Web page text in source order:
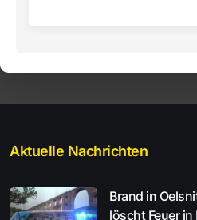
Aktuelle Nachrichten
Brand in
löscht Feuer